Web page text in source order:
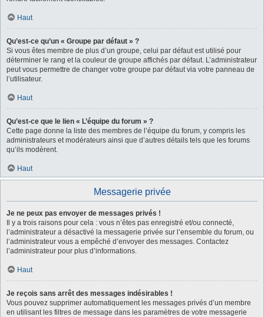
Haut
Qu’est-ce qu’un « Groupe par défaut » ?
Si vous êtes membre de plus d’un groupe, celui par défaut est utilisé pour
déterminer le rang et la couleur de groupe affichés par défaut. L’administrateur
peut vous permettre de changer votre groupe par défaut via votre panneau de
l’utilisateur.
Haut
Qu’est-ce que le lien « L’équipe du forum » ?
Cette page donne la liste des membres de l’équipe du forum, y compris les
administrateurs et modérateurs ainsi que d’autres détails tels que les forums
qu’ils modèrent.
Haut
Messagerie privée
Je ne peux pas envoyer de messages privés !
Il y a trois raisons pour cela : vous n’êtes pas enregistré et/ou connecté,
l’administrateur a désactivé la messagerie privée sur l’ensemble du forum, ou
l’administrateur vous a empêché d’envoyer des messages. Contactez
l’administrateur pour plus d’informations.
Haut
Je reçois sans arrêt des messages indésirables !
Vous pouvez supprimer automatiquement les messages privés d’un membre
en utilisant les filtres de message dans les paramètres de votre messagerie